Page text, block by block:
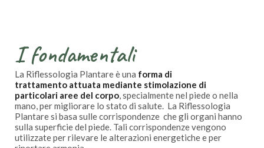
I fondamentali
La Riflessologia Plantare è una forma di
trattamento attuata mediante stimolazione di
particolari aree del corpo, specialmente nel piede o nella
mano, per migliorare lo stato di salute. La Riflessologia
Plantare si basa sulle corrispondenze che gli organi hanno
sulla superficie del piede. Tali corrispondenze vengono
utilizzate per rilevare le alterazioni energetiche e per